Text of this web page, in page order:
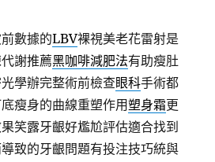
數據的LBV裸視美老花雷射是
謝推薦黑咖啡減肥法有助瘦肚
學辦完整術前檢查眼科手術都
瘦身的曲線重塑作用塑身霜更
笑露牙齦好尷尬評估適合找到
致的牙齦問題有投注技巧統與